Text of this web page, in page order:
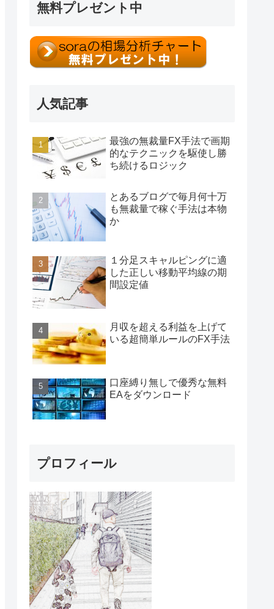
無料プレゼント中
人気記事
最強の無裁量FX手法で画期
的なテクニックを駆使し勝
ち続けるロジック
とあるブログで毎月何十万
も無裁量で稼ぐ手法は本物
か
１分足スキャルピングに適
した正しい移動平均線の期
間設定値
月収を超える利益を上げて
いる超簡単ルールのFX手法
口座縛り無しで優秀な無料
EAをダウンロード
プロフィール